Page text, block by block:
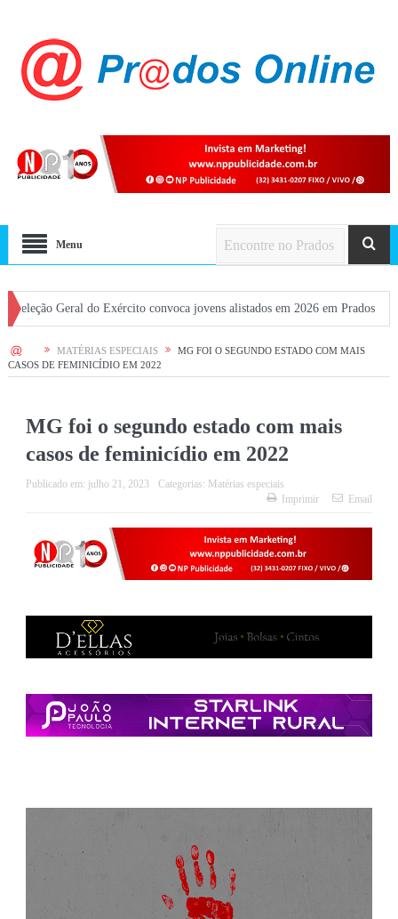
Menu
Geral do Exército convoca jovens alistados em 2026 em Prados Dia dos
HOME MATÉRIAS ESPECIAIS
MG FOI O SEGUNDO ESTADO COM MAIS
CASOS DE FEMINICÍDIO EM 2022
MG foi o segundo estado com mais
casos de feminicídio em 2022
Publicado em: julho 21, 2023 Categorias: Matérias especiais
Imprimir
Email